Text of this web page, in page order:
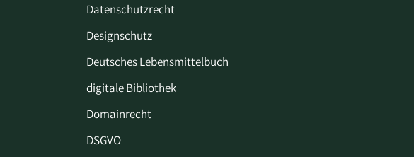
Datenschutzrecht
Designschutz
Deutsches Lebensmittelbuch
digitale Bibliothek
Domainrecht
DSGVO